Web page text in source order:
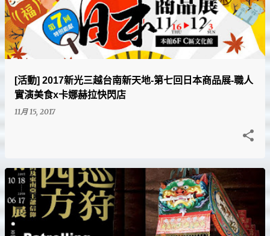
[活動] 2017新光三越台南新天地-第七回日本商品展-職人
實演美食x卡娜赫拉快閃店
11月 15, 2017